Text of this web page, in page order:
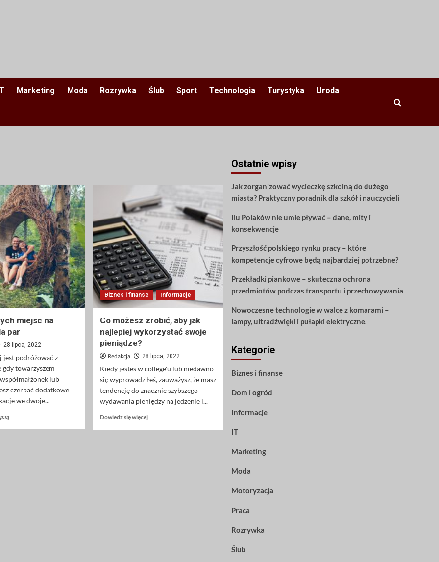
Marketing Moda Rozrywka Ślub Sport Technologia Turystyka Uroda
miejsc na
par
28 lipca, 2022
jest podróżować z
gdy towarzyszem
lub
czerpać dodatkowe
we dwoje...
Dowiedz
Biznes i finanse Informacje
Co możesz zrobić, aby jak
najlepiej wykorzystać swoje
pieniądze?
Redakcja 28 lipca, 2022
Kiedy jesteś w college'u lub niedawno
się wyprowadziłeś, zauważysz, że masz
tendencję do znacznie szybszego
wydawania pieniędzy na jedzenie i...
Dowiedz się więcejDowiedz
Ostatnie wpisy
Jak zorganizować wycieczkę szkolną do dużego
miasta? Praktyczny poradnik dla szkół i nauczycieli
Ilu Polaków nie umie pływać – dane, mity i
konsekwencje
Przyszłość polskiego rynku pracy – które
kompetencje cyfrowe będą najbardziej potrzebne?
Przekładki piankowe – skuteczna ochrona
przedmiotów podczas transportu i przechowywania
Nowoczesne technologie w walce z komarami –
lampy, ultradźwięki i pułapki elektryczne.
Kategorie
Biznes i finanse
Dom i ogród
Informacje
IT
Marketing
Moda
Motoryzacja
Praca
Rozrywka
Ślub